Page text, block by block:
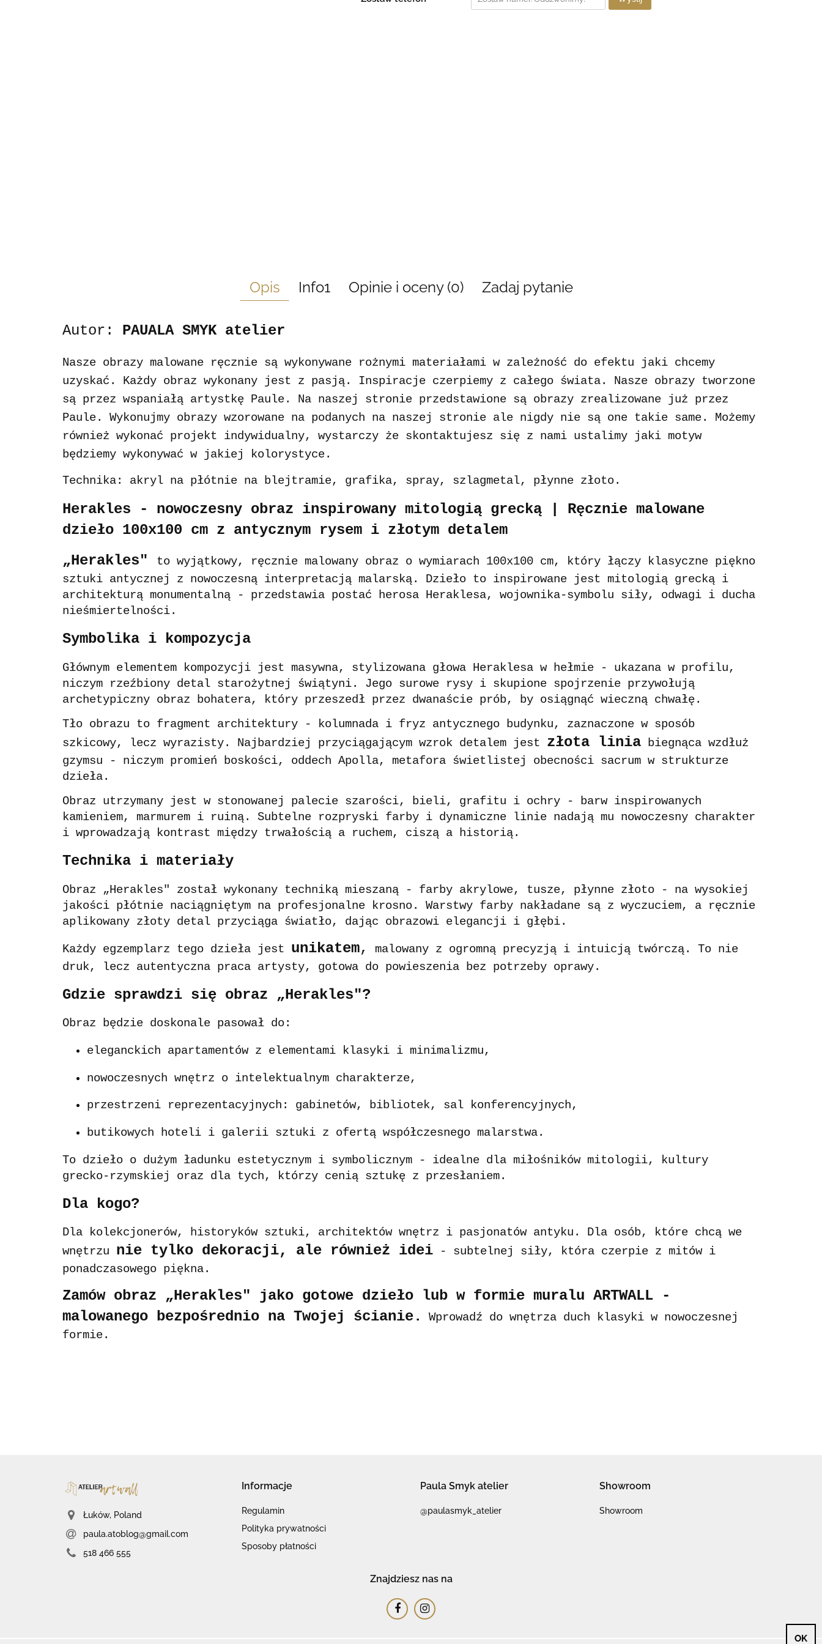
Opis Info1 Opinie i oceny (0) Zadaj pytanie
Autor: PAUALA SMYK atelier
Nasze obrazy malowane ręcznie są wykonywane rożnymi materiałami w zależność do efektu jaki chcemy
uzyskać. Każdy obraz wykonany jest z pasją. Inspiracje czerpiemy z całego świata. Nasze obrazy tworzone
są przez wspaniałą artystkę Paule.
Na naszej stronie przedstawione są obrazy zrealizowane już przez
Paule. Wykonujmy obrazy wzorowane na podanych na naszej stronie ale nigdy nie są one takie same. Możemy
również wykonać projekt indywidualny, wystarczy że skontaktujesz się z nami ustalimy jaki motyw
będziemy wykonywać w jakiej kolorystyce.
Technika: akryl na płótnie na blejtramie, grafika, spray, szlagmetal, płynne złoto.
Herakles - nowoczesny obraz inspirowany mitologią grecką | Ręcznie malowane
dzieło 100x100 cm z antycznym rysem i złotym detalem
„Herakles"
to wyjątkowy, ręcznie malowany obraz o wymiarach 100x100 cm, który łączy klasyczne piękno
sztuki antycznej z nowoczesną interpretacją malarską. Dzieło to inspirowane jest mitologią grecką i
architekturą monumentalną - przedstawia postać herosa Heraklesa, wojownika-symbolu siły, odwagi i ducha
nieśmiertelności.
Symbolika i kompozycja
Głównym elementem kompozycji jest masywna, stylizowana głowa Heraklesa w hełmie - ukazana w profilu,
niczym rzeźbiony detal starożytnej świątyni. Jego surowe rysy i skupione spojrzenie przywołują
archetypiczny obraz bohatera, który przeszedł przez dwanaście prób, by osiągnąć wieczną chwałę.
Tło obrazu to fragment architektury - kolumnada i fryz antycznego budynku, zaznaczone w sposób
szkicowy, lecz wyrazisty. Najbardziej przyciągającym wzrok detalem jest złota linia biegnąca wzdłuż
gzymsu - niczym promień boskości, oddech Apolla, metafora świetlistej obecności sacrum w strukturze
dzieła.
Obraz utrzymany jest w stonowanej palecie szarości, bieli, grafitu i ochry - barw inspirowanych
kamieniem, marmurem i ruiną. Subtelne rozpryski farby i dynamiczne linie nadają mu nowoczesny charakter
i wprowadzają kontrast między trwałością a ruchem, ciszą a historią.
Technika i materiały
Obraz „Herakles" został wykonany techniką mieszaną - farby akrylowe, tusze, płynne złoto - na wysokiej
jakości płótnie naciągniętym na profesjonalne krosno. Warstwy farby nakładane są z wyczuciem, a ręcznie
aplikowany złoty detal przyciąga światło, dając obrazowi elegancji i głębi.
Każdy egzemplarz tego dzieła jest unikatem,
malowany z ogromną precyzją i intuicją twórczą. To nie
druk, lecz autentyczna praca artysty, gotowa do powieszenia bez potrzeby oprawy.
Gdzie sprawdzi się obraz „Herakles"?
Obraz będzie doskonale pasował do:
eleganckich apartamentów z elementami klasyki i minimalizmu,
nowoczesnych wnętrz o intelektualnym charakterze,
przestrzeni reprezentacyjnych: gabinetów, bibliotek, sal konferencyjnych,
butikowych hoteli i galerii sztuki z ofertą współczesnego malarstwa.
To dzieło o dużym ładunku estetycznym i symbolicznym - idealne dla miłośników mitologii, kultury
grecko-rzymskiej oraz dla tych, którzy cenią sztukę z przesłaniem.
Dla kogo?
Dla kolekcjonerów, historyków sztuki, architektów wnętrz i pasjonatów antyku. Dla osób, które chcą we
wnętrzu nie tylko dekoracji, ale również idei - subtelnej siły, która czerpie z mitów i
ponadczasowego piękna.
Zamów obraz „Herakles" jako gotowe dzieło lub w formie muralu ARTWALL -
malowanego bezpośrednio na Twojej ścianie.
Wprowadź do wnętrza duch klasyki w nowoczesnej
formie.
Łuków, Poland
paula.atoblog@gmail.com
518 466 555
Informacje
Regulamin
Polityka prywatności
Sposoby płatności
Paula Smyk atelier
@paulasmyk_atelier
Showroom
Showroom
Znajdziesz nas na
OK